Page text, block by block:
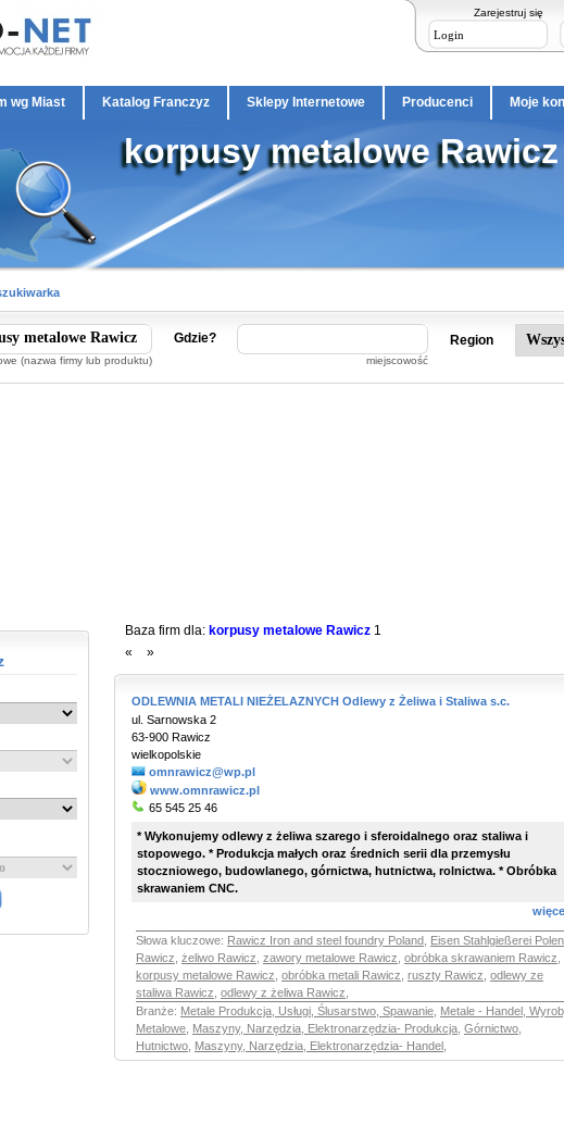
Zarejestruj się
wg Miast Katalog Franczyz Sklepy Internetowe Producenci Moje
korpusy metalowe Rawicz
(nazwa firmy lub produktu)
Gdzie?
miejscowość
Region
Baza firm dla: korpusy metalowe Rawicz 1
«
»
ODLEWNIA METALI NIEŻELAZNYCH Odlewy z Żeliwa i Staliwa s.c.
ul. Sarnowska 2
63-900 Rawicz
wielkopolskie
omnrawicz@wp.pl
www.omnrawicz.pl
65 545 25 46
* Wykonujemy odlewy z żeliwa szarego i sferoidalnego oraz staliwa i
stopowego. * Produkcja małych oraz średnich serii dla przemysłu
stoczniowego, budowlanego, górnictwa, hutnictwa, rolnictwa. * Obróbka
skrawaniem CNC.
Słowa kluczowe: Rawicz Iron and steel foundry Poland Eisen Stahlgießerei Polen
Rawicz żeliwo Rawicz zawory metalowe Rawicz obróbka skrawaniem Rawicz
korpusy metalowe Rawicz obróbka metali Rawicz ruszty Rawicz odlewy ze
staliwa Rawicz odlewy z żeliwa Rawicz
Branże: Metale Produkcja, Usługi, Ślusarstwo, Spawanie Metale - Handel,
Metalowe Maszyny, Narzędzia, Elektronarzędzia- Produkcja Górnictwo,
Hutnictwo Maszyny, Narzędzia, Elektronarzędzia- Handel